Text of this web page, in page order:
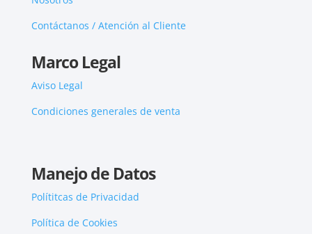
Contáctanos / Atención al Cliente
Marco Legal
Aviso Legal
Condiciones generales de venta
Manejo de Datos
Polítitcas de Privacidad
Política de Cookies